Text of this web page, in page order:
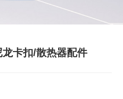
卡扣/散热器配件